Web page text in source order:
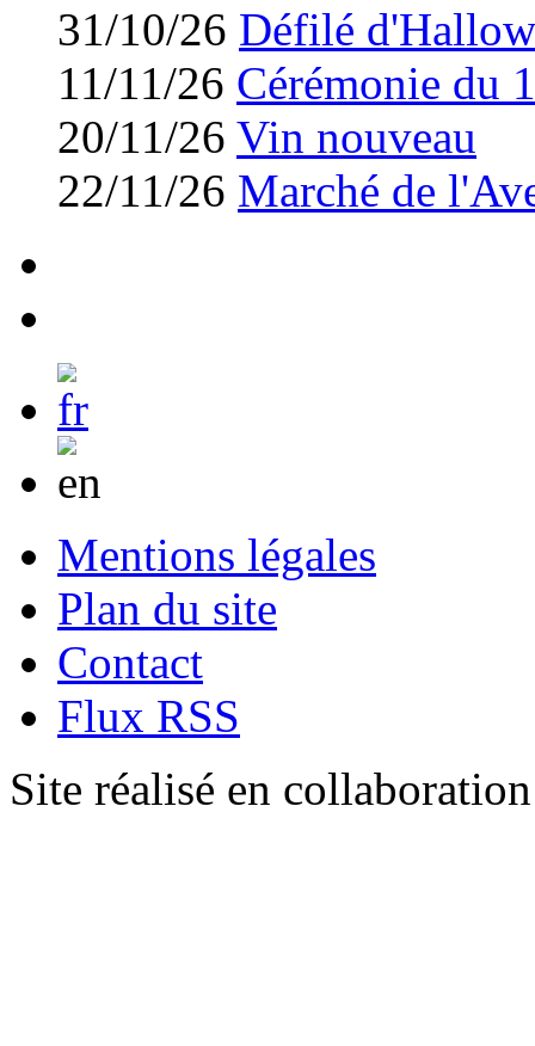
31/10/26 Défilé
11/11/26 Cérémonie du
20/11/26 Vin nouveau
22/11/26 Marché de
Mentions légales
Plan du site
Contact
Flux RSS
Site réalisé en